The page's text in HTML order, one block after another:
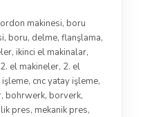
makinesi, boru
, boru, delme, flanşlama,
, ikinci el makinalar,
2. el makineler, 2. el
işleme, cnc yatay işleme,
, bohrwerk, borverk,
pres, mekanik pres,